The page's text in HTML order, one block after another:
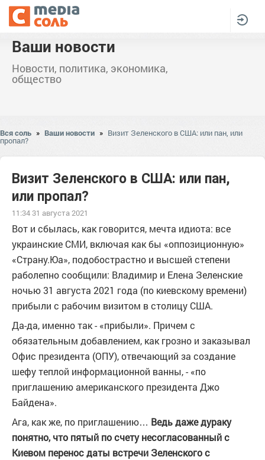
Ваши новости
Новости, политика, экономика,
общество
Вся соль » Ваши новости » Визит Зеленского в США: или пан, или
пропал?
Визит Зеленского в США: или пан,
или пропал?
11:34 31 августа 2021
Вот и сбылась, как говорится, мечта идиота: все
украинские СМИ, включая как бы «оппозиционную»
«Страну.Юа», подобострастно и высшей степени
раболепно сообщили: Владимир и Елена Зеленские
ночью 31 августа 2021 года (по киевскому времени)
прибыли с рабочим визитом в столицу США.
Да-да, именно так - «прибыли». Причем с
обязательным добавлением, как грозно и заказывал
Офис президента (ОПУ), отвечающий за создание
шефу теплой информационной ванны, - «по
приглашению американского президента Джо
Байдена».
Ага, как же, по приглашению… Ведь даже дураку
понятно, что пятый по счету несогласованный с
Киевом перенос даты встречи Зеленского с